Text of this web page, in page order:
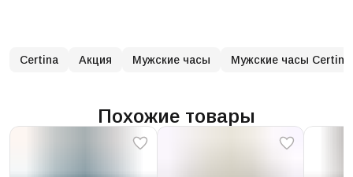
Certina Акция Мужские часы Мужские часы Certina
Похожие товары